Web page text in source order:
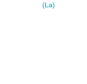
(La)